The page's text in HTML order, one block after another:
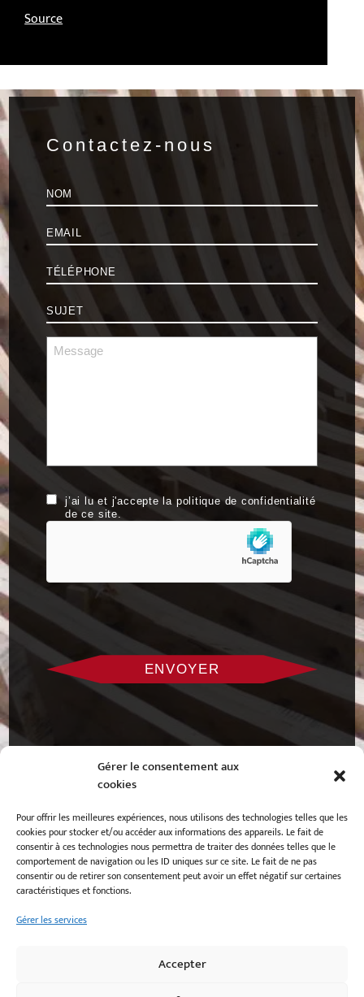
Gérer le consentement aux
cookies
Pour offrir les meilleures expériences, nous utilisons des technologies telles que les
cookies pour stocker et/ou accéder aux informations des appareils. Le fait de
consentir à ces technologies nous permettra de traiter des données telles que le
comportement de navigation ou les ID uniques sur ce site. Le fait de ne pas
consentir ou de retirer son consentement peut avoir un effet négatif sur certaines
caractéristiques et fonctions.
Gérer les services
Accepter
Source
Mentions légales
Contactez-nous
Nom
E-
mail *
Téléphone
Sujet
Message
RGPD
j’ai lu et j'accepte la politique de confidentialité
de ce site.